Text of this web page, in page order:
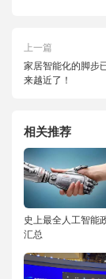
上一篇
家居智能化的脚步
来越近了！
相关推荐
史上最全人工智能
汇总